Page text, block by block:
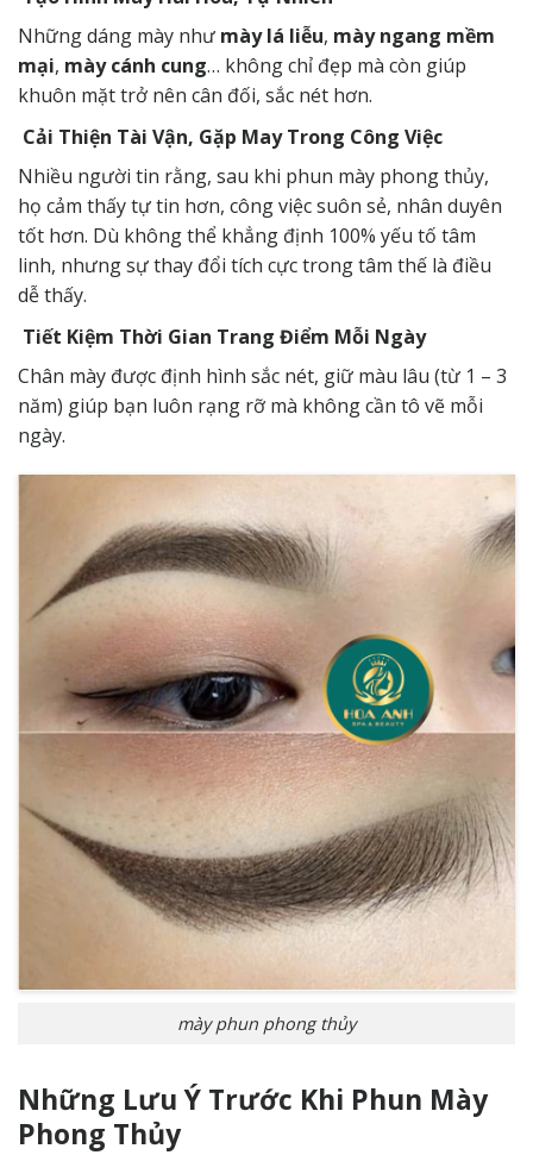
Những dáng mày như mày lá liễu, mày ngang mềm
mại, mày cánh cung… không chỉ đẹp mà còn giúp
khuôn mặt trở nên cân đối, sắc nét hơn.
Cải Thiện Tài Vận, Gặp May Trong Công Việc
Nhiều người tin rằng, sau khi phun mày phong thủy,
họ cảm thấy tự tin hơn, công việc suôn sẻ, nhân duyên
tốt hơn. Dù không thể khẳng định 100% yếu tố tâm
linh, nhưng sự thay đổi tích cực trong tâm thế là điều
dễ thấy.
Tiết Kiệm Thời Gian Trang Điểm Mỗi Ngày
Chân mày được định hình sắc nét, giữ màu lâu (từ 1 – 3
năm) giúp bạn luôn rạng rỡ mà không cần tô vẽ mỗi
ngày.
mày phun phong thủy
Những Lưu Ý Trước Khi Phun Mày
Phong Thủy